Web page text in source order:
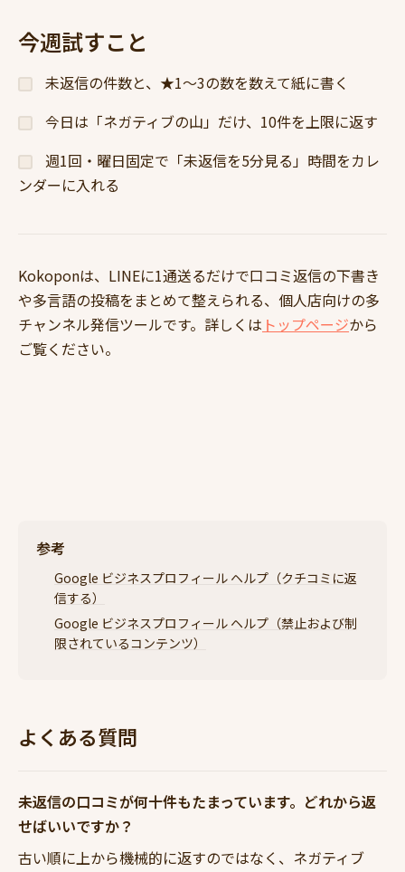
今週試すこと
未返信の件数と、★1〜3の数を数えて紙に書く
今日は「ネガティブの山」だけ、10件を上限に返す
週1回・曜日固定で「未返信を5分見る」時間をカレ
ンダーに入れる
Kokoponは、LINEに1通送るだけで口コミ返信の下書き
や多言語の投稿をまとめて整えられる、個人店向けの多
チャンネル発信ツールです。詳しくは トップページから
ご覧ください。
参考
Google ビジネスプロフィール ヘルプ（クチコミに返
信する）
Google ビジネスプロフィール ヘルプ（禁止および制
限されているコンテンツ）
よくある質問
未返信の口コミが何十件もたまっています。どれから返
せばいいですか？
古い順に上から機械的に返すのではなく、ネガティブ